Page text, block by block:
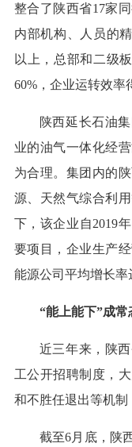
整合了陕西省17家
内部机构、人员的
以上，总部和二级
60%，企业运转效率
陕西延长石油
业的油气一体化经
为合理。集团内的
源、天然气综合利
下，该企业自2019
要项目，企业生产
能源公司平均增长率
“能上能下”成常
近三年来，陕
工公开招聘制度，
和不胜任退出等机制
截至6月底，陕